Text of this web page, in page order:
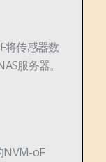
将传感器数
服务器。
NVM-oF